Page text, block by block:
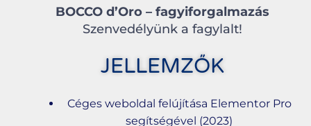
BOCCO d’Oro – fagyiforgalmazás
Szenvedélyünk a fagylalt!
JELLEMZŐK
Céges weboldal felújítása Elementor Pro
segítségével (2023)